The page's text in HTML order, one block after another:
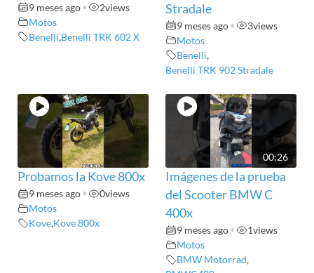
9 meses ago• 2views
Motos
Benelli,Benelli TRK 602 X
Stradale
9 meses ago• 3views
Motos
Benelli,
Benelli TRK 902 Stradale
Probamos la Kove 800x
9 meses ago• 0views
Motos
Kove,Kove 800x
00:26
Imágenes de la prueba
del Scooter BMW C
400x
9 meses ago• 1views
Motos
BMW Motorrad,